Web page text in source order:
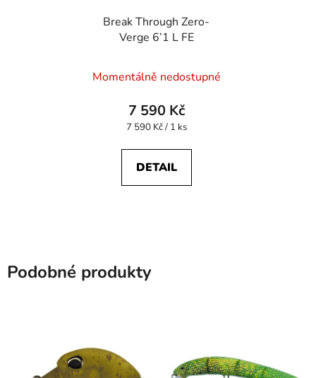
Break Through Zero-
Verge 6’1 L FE
hodnocení
produktu
je
z
Momentálně nedostupné
7 590 Kč
Měrná
7 590 Kč / 1 ks
DETAIL
Podobné produkty